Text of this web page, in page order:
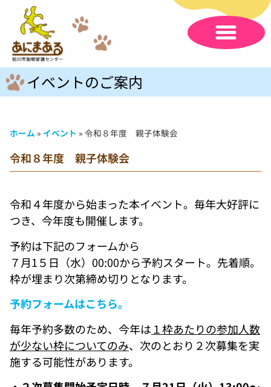
イベントのご案内
ホーム » イベント » 令和８年度 親子体験会
令和８年度 親子体験会
令和４年度から始まった本イベント。毎年大好評に
つき、今年度も開催します。
予約は下記のフォームから
７月1５日（水）00:00から予約スタート。先着順。
枠が埋まり次第締め切りとなります。
予約フォームはこちら。
毎年予約多数のため、今年は１枠あたりの参加人数
が少ない枠についてのみ、次のとおり２次募集を実
施する可能性があります。